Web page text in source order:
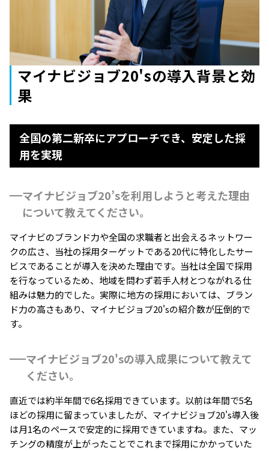
マイナビジョブ20'sの導入背景と効
果
全国の第二新卒にアプローチでき、安定した採
用を実現
マイナビジョブ20’sを利用しようと考えた理由
について教えてください。
マイナビのブランド力や全国の求職者と出会えるネットワー
クの広さ、当社の採用ターゲットである20代に特化したサー
ビスであることが導入を決めた理由です。当社は全国で採用
を行なっているため、地域を問わず若手人材とつながれる仕
組みは魅力的でした。実際に地方の採用においては、ブラン
ド力の高さもあり、マイナビジョブ20'sの紹介数が圧倒的で
す。
マイナビジョブ20'sの導入成果について教えて
ください。
直近では約半年間で6名採用できています。以前は年間で5名
ほどの採用に留まっていましたが、マイナビジョブ20's導入後
は月1名のペースで安定的に採用できていますね。また、マッ
チングの精度が上がったことでこれまで採用にかかっていた